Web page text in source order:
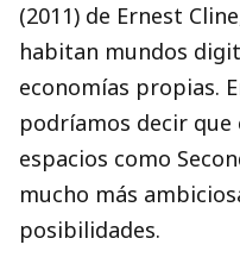
(2011) de Ernest
habitan mundos
economías propias.
podríamos decir que
espacios como
mucho más
posibilidades.